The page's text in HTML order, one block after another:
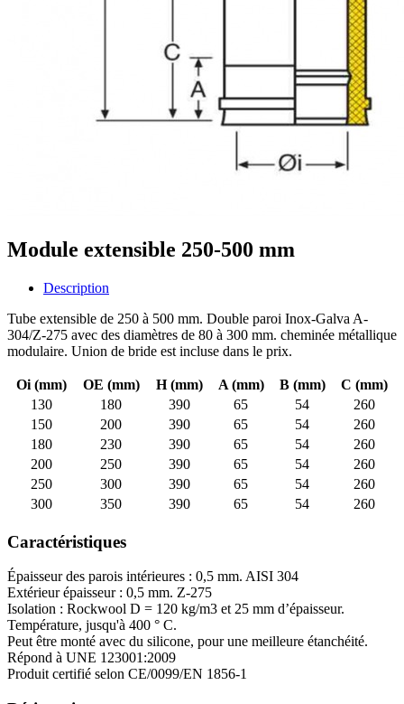
Module extensible 250-500 mm
Description
Tube extensible de 250 à 500 mm. Double paroi Inox-Galva A-
304/Z-275 avec des diamètres de 80 à 300 mm. cheminée métallique
modulaire. Union de bride est incluse dans le prix.
Oi (mm) OE (mm) H (mm) A (mm) B (mm)
C (mm)
130
180 390 65 54
260
150
200 390 65 54
260
180
230 390 65 54
260
200
250 390 65 54
260
250
300 390 65 54
260
300
350 390 65 54 260
Caractéristiques
Épaisseur des parois intérieures : 0,5 mm. AISI 304
Extérieur épaisseur : 0,5 mm. Z-275
Isolation : Rockwool D = 120 kg/m3 et 25 mm d’épaisseur.
Température, jusqu'à 400 ° C.
Peut être monté avec du silicone, pour une meilleure étanchéité.
Répond à UNE 123001:2009
Produit certifié selon CE/0099/EN 1856-1